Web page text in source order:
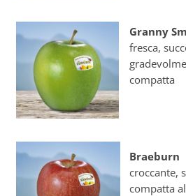
Granny
fresca,
compatta
Braeburn
croccante,
compatta